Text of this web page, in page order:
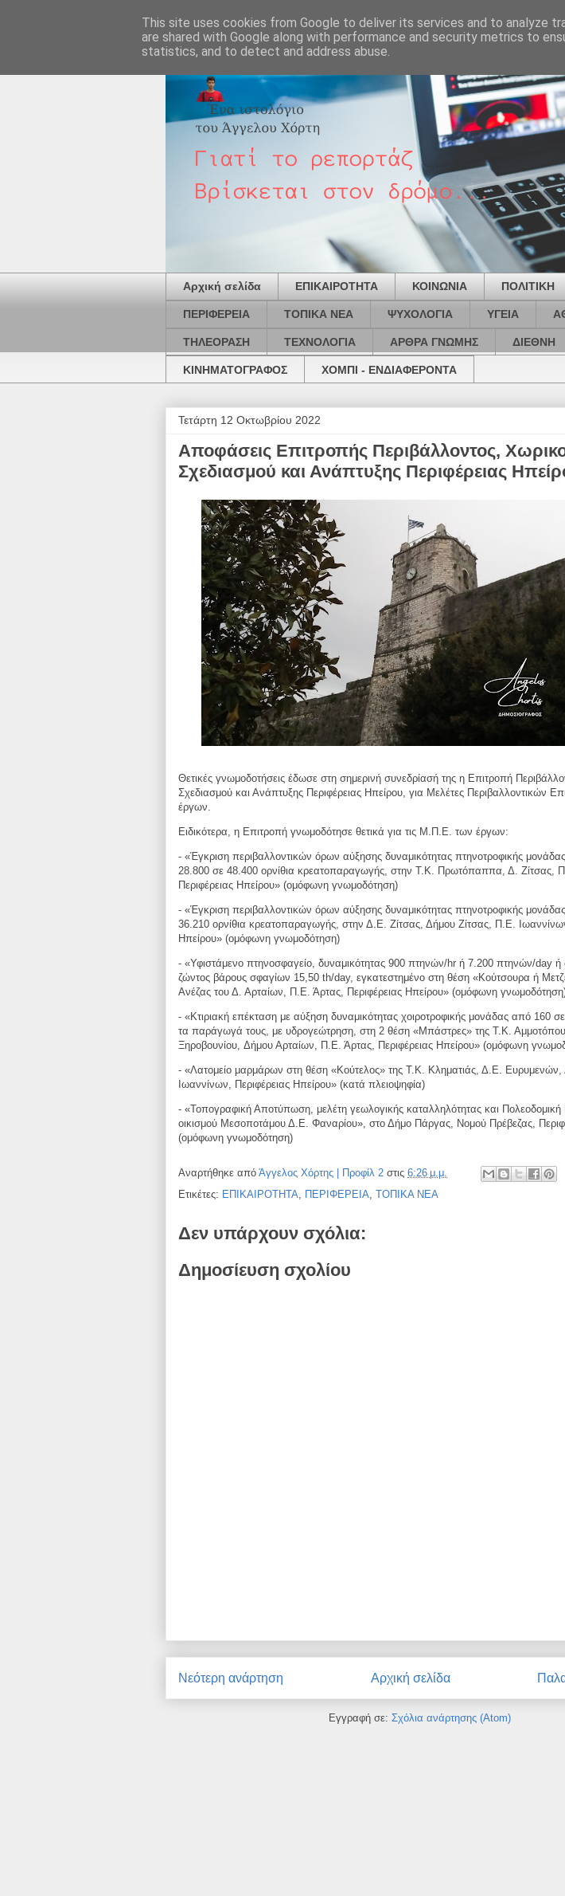
Αρχική σελίδα ΕΠΙΚΑΙΡΟΤΗΤΑ ΚΟΙΝΩΝΙΑ ΠΟΛΙΤΙΚΗ
ΠΕΡΙΦΕΡΕΙΑ ΤΟΠΙΚΑ ΝΕΑ ΨΥΧΟΛΟΓΙΑ ΥΓΕΙΑ
ΤΗΛΕΟΡΑΣΗ ΤΕΧΝΟΛΟΓΙΑ ΑΡΘΡΑ ΓΝΩΜΗΣ ΔΙΕΘΝΗ
ΚΙΝΗΜΑΤΟΓΡΑΦΟΣ ΧΟΜΠΙ - ΕΝΔΙΑΦΕΡΟΝΤΑ
Τετάρτη 12 Οκτωβρίου 2022
Αποφάσεις Επιτροπής Περιβάλλοντος,
Σχεδιασμού και Ανάπτυξης Περιφέρειας
Θετικές γνωμοδοτήσεις έδωσε στη σημερινή συνεδρίασή της η Επιτροπή
Σχεδιασμού και Ανάπτυξης Περιφέρειας Ηπείρου, για Μελέτες Περιβαλλοντικών
έργων.
Ειδικότερα, η Επιτροπή γνωμοδότησε θετικά για τις Μ.Π.Ε. των έργων:
- «Έγκριση περιβαλλοντικών όρων αύξησης δυναμικότητας πτηνοτροφικής
28.800 σε 48.400 ορνίθια κρεατοπαραγωγής, στην Τ.Κ. Πρωτόπαππα, Δ. Ζίτσας,
Περιφέρειας Ηπείρου» (ομόφωνη γνωμοδότηση)
- «Έγκριση περιβαλλοντικών όρων αύξησης δυναμικότητας πτηνοτροφικής
36.210 ορνίθια κρεατοπαραγωγής, στην Δ.Ε. Ζίτσας, Δήμου Ζίτσας, Π.Ε.
Ηπείρου» (ομόφωνη γνωμοδότηση)
- «Υφιστάμενο πτηνοσφαγείο, δυναμικότητας 900 πτηνών/hr ή 7.200 πτηνών/day ή
ζώντος βάρους σφαγίων 15,50 th/day, εγκατεστημένο στη θέση «Κούτσουρα ή
Ανέζας του Δ. Αρταίων, Π.Ε. Άρτας, Περιφέρειας Ηπείρου» (ομόφωνη
- «Κτιριακή επέκταση με αύξηση δυναμικότητας χοιροτροφικής μονάδας από 160 σε
τα παράγωγά τους, με υδρογεώτρηση, στη 2 θέση «Μπάστρες» της Τ.Κ.
Ξηροβουνίου, Δήμου Αρταίων, Π.Ε. Άρτας, Περιφέρειας Ηπείρου» (ομόφωνη
- «Λατομείο μαρμάρων στη θέση «Κούτελος» της Τ.Κ. Κληματιάς, Δ.Ε. Ευρυμενών,
Ιωαννίνων, Περιφέρειας Ηπείρου» (κατά πλειοψηφία)
- «Τοπογραφική Αποτύπωση, μελέτη γεωλογικής καταλληλότητας και
οικισμού Μεσοποτάμου Δ.E. Φαναρίου», στο Δήμο Πάργας, Νομού Πρέβεζας,
(ομόφωνη γνωμοδότηση)
Αναρτήθηκε από Άγγελος Χόρτης | Προφίλ 2 στις 6:26 μ.μ.
Ετικέτες: ΕΠΙΚΑΙΡΟΤΗΤΑ, ΠΕΡΙΦΕΡΕΙΑ, ΤΟΠΙΚΑ ΝΕΑ
Δεν υπάρχουν σχόλια:
Δημοσίευση σχολίου
Νεότερη ανάρτηση Αρχική σελίδα
Εγγραφή σε: Σχόλια ανάρτησης (Atom)
This site uses cookies from Google to deliver its services and to analyze
are shared with Google along with performance and security metrics to
statistics, and to detect and address abuse.